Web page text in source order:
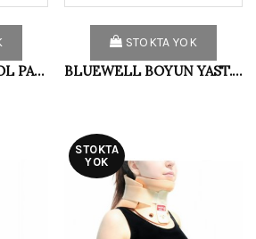
BLUEWELL BEYZBOL PARMAK ATELİ S DG012
STOKTA YOK
BLUEWELL BOYUN YAST.VİSCO ORTA VG002
STOKTA
YOK